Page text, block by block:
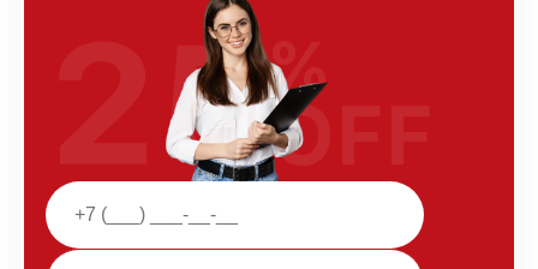
25%
OFF